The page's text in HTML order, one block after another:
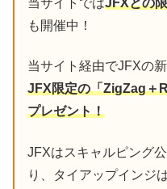
当サイトではJFXとの
も開催中！
当サイト経由でJFXの
JFX限定の「ZigZag＋
プレゼント！
JFXはスキャルピング
り、タイアップインジ